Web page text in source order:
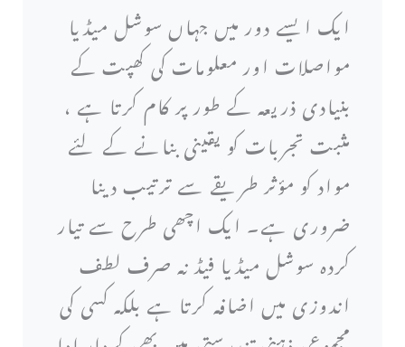
ایک ایسے دور میں جہاں سوشل میڈیا
مواصلات اور معلومات کی کھپت کے
بنیادی ذریعہ کے طور پر کام کرتا ہے ،
مثبت تجربات کو یقینی بنانے کے لئے
مواد کو مؤثر طریقے سے ترتیب دینا
ضروری ہے۔ ایک اچھی طرح سے تیار
کردہ سوشل میڈیا فیڈ نہ صرف لطف
اندوزی میں اضافہ کرتا ہے بلکہ کسی کی